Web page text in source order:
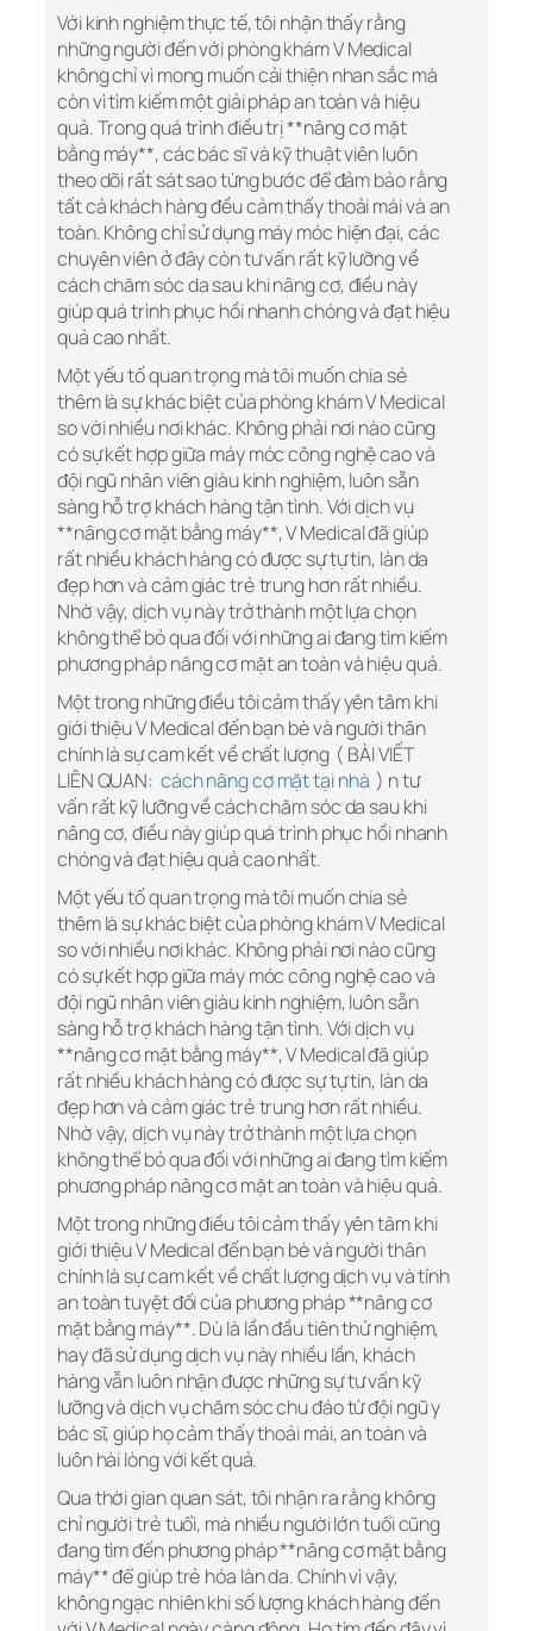
Với kinh nghiệm thực tế, tôi nhận thấy rằng
những người đến với phòng khám V Medical
không chỉ vì mong muốn cải thiện nhan sắc mà
còn vì tìm kiếm một giải pháp an toàn và hiệu
quả. Trong quá trình điều trị **nâng cơ mặt
bằng máy**, các bác sĩ và kỹ thuật viên luôn
theo dõi rất sát sao từng bước để đảm bảo rằng
tất cả khách hàng đều cảm thấy thoải mái và an
toàn. Không chỉ sử dụng máy móc hiện đại, các
chuyên viên ở đây còn tư vấn rất kỹ lưỡng về
cách chăm sóc da sau khi nâng cơ, điều này
giúp quá trình phục hồi nhanh chóng và đạt hiệu
quả cao nhất.
Một yếu tố quan trọng mà tôi muốn chia sẻ
thêm là sự khác biệt của phòng khám V Medical
so với nhiều nơi khác. Không phải nơi nào cũng
có sự kết hợp giữa máy móc công nghệ cao và
đội ngũ nhân viên giàu kinh nghiệm, luôn sẵn
sàng hỗ trợ khách hàng tận tình. Với dịch vụ
**nâng cơ mặt bằng máy**, V Medical đã giúp
rất nhiều khách hàng có được sự tự tin, làn da
đẹp hơn và cảm giác trẻ trung hơn rất nhiều.
Nhờ vậy, dịch vụ này trở thành một lựa chọn
không thể bỏ qua đối với những ai đang tìm kiếm
phương pháp nâng cơ mặt an toàn và hiệu quả.
Một trong những điều tôi cảm thấy yên tâm khi
giới thiệu V Medical đến bạn bè và người thân
chính là sự cam kết về chất lượng ( BÀI VIẾT
LIÊN QUAN: cách nâng cơ mặt tại nhà ) n tư
vấn rất kỹ lưỡng về cách chăm sóc da sau khi
nâng cơ, điều này giúp quá trình phục hồi nhanh
chóng và đạt hiệu quả cao nhất.
Một yếu tố quan trọng mà tôi muốn chia sẻ
thêm là sự khác biệt của phòng khám V Medical
so với nhiều nơi khác. Không phải nơi nào cũng
có sự kết hợp giữa máy móc công nghệ cao và
đội ngũ nhân viên giàu kinh nghiệm, luôn sẵn
sàng hỗ trợ khách hàng tận tình. Với dịch vụ
**nâng cơ mặt bằng máy**, V Medical đã giúp
rất nhiều khách hàng có được sự tự tin, làn da
đẹp hơn và cảm giác trẻ trung hơn rất nhiều.
Nhờ vậy, dịch vụ này trở thành một lựa chọn
không thể bỏ qua đối với những ai đang tìm kiếm
phương pháp nâng cơ mặt an toàn và hiệu quả.
Một trong những điều tôi cảm thấy yên tâm khi
giới thiệu V Medical đến bạn bè và người thân
chính là sự cam kết về chất lượng dịch vụ và tính
an toàn tuyệt đối của phương pháp **nâng cơ
mặt bằng máy**. Dù là lần đầu tiên thử nghiệm,
hay đã sử dụng dịch vụ này nhiều lần, khách
hàng vẫn luôn nhận được những sự tư vấn kỹ
lưỡng và dịch vụ chăm sóc chu đáo từ đội ngũ y
bác sĩ, giúp họ cảm thấy thoải mái, an toàn và
luôn hài lòng với kết quả.
Qua thời gian quan sát, tôi nhận ra rằng không
chỉ người trẻ tuổi, mà nhiều người lớn tuổi cũng
đang tìm đến phương pháp **nâng cơ mặt bằng
máy** để giúp trẻ hóa làn da. Chính vì vậy,
không ngạc nhiên khi số lượng khách hàng đến